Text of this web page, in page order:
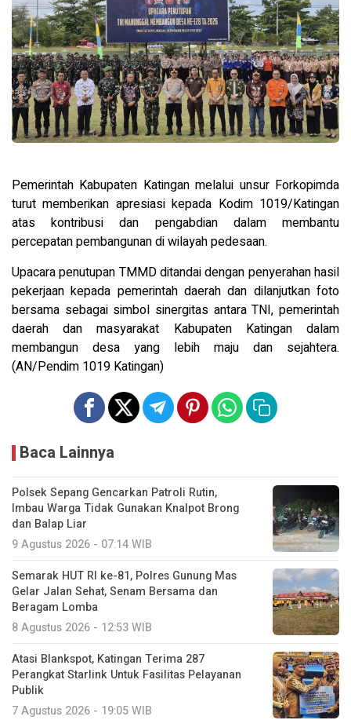
Pemerintah Kabupaten Katingan melalui unsur Forkopimda
turut memberikan apresiasi kepada Kodim 1019/Katingan
atas kontribusi dan pengabdian dalam membantu
percepatan pembangunan di wilayah pedesaan.
Upacara penutupan TMMD ditandai dengan penyerahan hasil
pekerjaan kepada pemerintah daerah dan dilanjutkan foto
bersama sebagai simbol sinergitas antara TNI, pemerintah
daerah dan masyarakat Kabupaten Katingan dalam
membangun desa yang lebih maju dan sejahtera.
(AN/Pendim 1019 Katingan)
Baca Lainnya
Polsek Sepang Gencarkan Patroli Rutin,
Imbau Warga Tidak Gunakan Knalpot Brong
dan Balap Liar
9 Agustus 2026 - 07:14 WIB
Semarak HUT RI ke-81, Polres Gunung Mas
Gelar Jalan Sehat, Senam Bersama dan
Beragam Lomba
8 Agustus 2026 - 12:53 WIB
Atasi Blankspot, Katingan Terima 287
Perangkat Starlink Untuk Fasilitas Pelayanan
Publik
7 Agustus 2026 - 19:05 WIB